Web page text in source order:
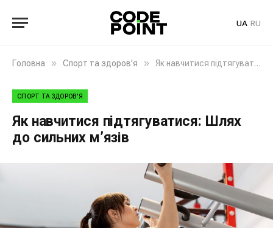
UA RU
Головна » Спорт та здоров'я » Як навчитися підтягуватися: Шлях до сильних м’язів
СПОРТ ТА ЗДОРОВ'Я
Як навчитися підтягуватися: Шлях
до сильних м’язів